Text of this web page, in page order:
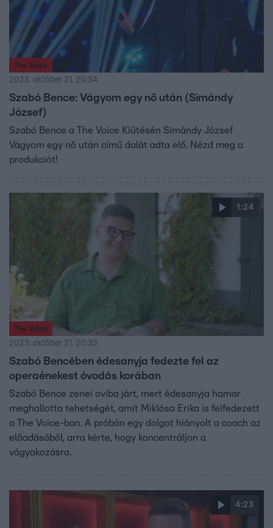
The Voice
2023. október 21. 20:34
Szabó Bence: Vágyom egy nő után (Simándy
József)
Szabó Bence a The Voice Kiütésén Simándy József
Vágyom egy nő után című dalát adta elő. Nézd meg a
produkciót!
1:24
The Voice
2023. október 21. 20:33
Szabó Bencében édesanyja fedezte fel az
operaénekest óvodás korában
Szabó Bence zenei oviba járt, mert édesanyja hamar
meghallotta tehetségét, amit Miklósa Erika is felfedezett
a The Voice-ban. A próbán egy dolgot hiányolt a coach az
előadásából, arra kérte, hogy koncentráljon a
vágyakozásra.
4:23